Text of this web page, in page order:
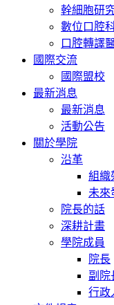
幹細胞研
數位口腔
口腔轉譯
國際交流
國際盟校
最新消息
最新消息
活動公告
關於學院
沿革
組織
未來
院長的話
深耕計畫
學院成員
院長
副院
行政